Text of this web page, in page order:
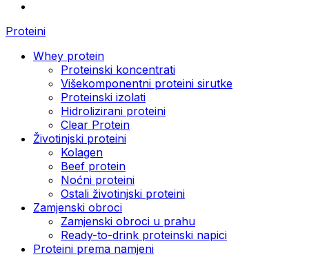
Proteini
Whey protein
Proteinski koncentrati
Višekomponentni proteini sirutke
Proteinski izolati
Hidrolizirani proteini
Clear Protein
Životinjski proteini
Kolagen
Beef protein
Noćni proteini
Ostali životinjski proteini
Zamjenski obroci
Zamjenski obroci u prahu
Ready-to-drink proteinski napici
Proteini prema namjeni